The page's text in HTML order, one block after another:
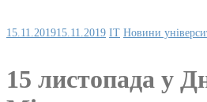
15.11.201915.11.2019 IT Новини
15 листопада у